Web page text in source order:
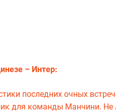
– Интер:
последних очных
для команды Манчини. Не